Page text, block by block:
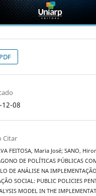
PDF
08
Citar
FEITOSA, Maria José; SANO,
DE POLÍTICAS PÚBLICAS
DE ANÁLISE NA
SOCIAL: PUBLIC POLICIES
MODEL IN THE